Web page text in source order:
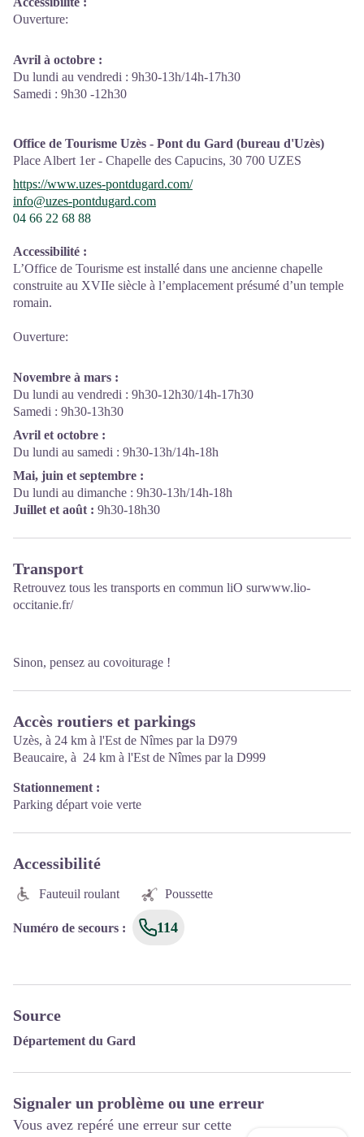
Ouverture:
Avril à octobre :
Du lundi au vendredi : 9h30-13h/14h-17h30
Samedi : 9h30 -12h30
Office de Tourisme Uzès - Pont du Gard (bureau d'Uzès)
Place Albert 1er - Chapelle des Capucins, 30 700 UZES
https://www.uzes-pontdugard.com/
info@uzes-pontdugard.com
04 66 22 68 88
Accessibilité :
L’Office de Tourisme est installé dans une ancienne chapelle
construite au XVIIe siècle à l’emplacement présumé d’un temple
romain.
Ouverture:
Novembre à mars :
Du lundi au vendredi : 9h30-12h30/14h-17h30
Samedi : 9h30-13h30
Avril et octobre :
Du lundi au samedi : 9h30-13h/14h-18h
Mai, juin et septembre :
Du lundi au dimanche : 9h30-13h/14h-18h
Juillet et août : 9h30-18h30
Transport
Retrouvez tous les transports en commun liO surwww.lio-
occitanie.fr/
Sinon, pensez au covoiturage !
Accès routiers et parkings
Uzès, à 24 km à l'Est de Nîmes par la D979
Beaucaire, à 24 km à l'Est de Nîmes par la D999
Stationnement :
Parking départ voie verte
Accessibilité
Fauteuil roulant Poussette
Numéro de secours : 114
Source
Département du Gard
Signaler un problème ou une erreur
Vous avez repéré une erreur sur cette